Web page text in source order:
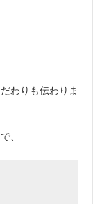
わりも伝わりま
、